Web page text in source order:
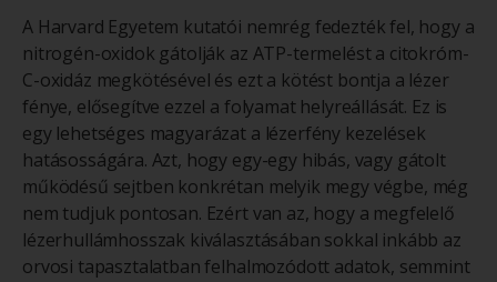
A Harvard Egyetem kutatói nemrég fedezték fel, hogy a
nitrogén-oxidok gátolják az ATP-termelést a citokróm-
C-oxidáz megkötésével és ezt a kötést bontja a lézer
fénye, elősegítve ezzel a folyamat helyreállását. Ez is
egy lehetséges magyarázat a lézerfény kezelések
hatásosságára. Azt, hogy egy-egy hibás, vagy gátolt
működésű sejtben konkrétan melyik megy végbe, még
nem tudjuk pontosan. Ezért van az, hogy a megfelelő
lézerhullámhosszak kiválasztásában sokkal inkább az
orvosi tapasztalatban felhalmozódott adatok, semmint